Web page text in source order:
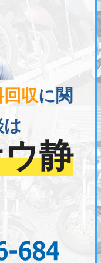
回収に関
静